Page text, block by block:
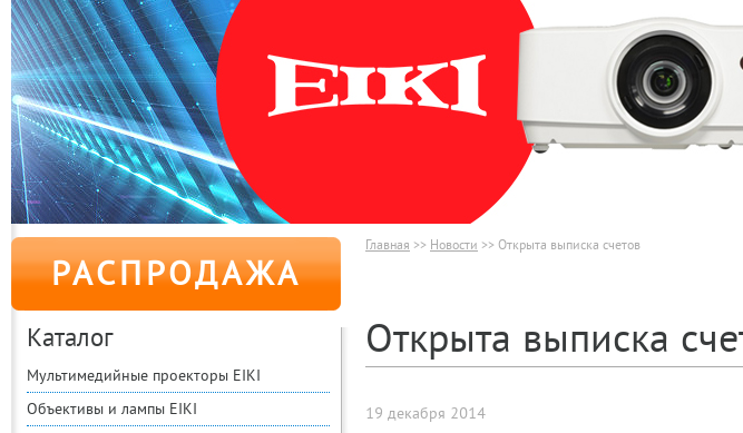
РАСПРОДАЖА
Каталог
Мультимедийные проекторы EIKI
Объективы и лампы EIKI
Главная >> Новости >> Открыта выписка счетов
Открыта выписка
19 декабря 2014